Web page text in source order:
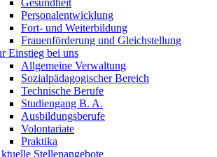
Gesundheit
Personalentwicklung
Fort- und Weiterbildung
Frauenförderung und Gleichstellung
Einstieg bei uns
Allgemeine Verwaltung
Sozialpädagogischer Bereich
Technische Berufe
Studiengang B. A.
Ausbildungsberufe
Volontariate
Praktika
Stellenangebote